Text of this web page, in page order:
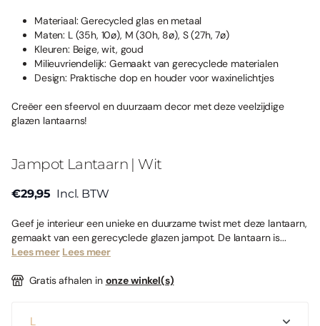
Materiaal: Gerecycled glas en metaal
Maten: L (35h, 10ø), M (30h, 8ø), S (27h, 7ø)
Kleuren: Beige, wit, goud
Milieuvriendelijk: Gemaakt van gerecyclede materialen
Design: Praktische dop en houder voor waxinelichtjes
Creëer een sfeervol en duurzaam decor met deze veelzijdige
glazen lantaarns!
Jampot Lantaarn | Wit
€29,95 Incl. BTW
Geef je interieur een unieke en duurzame twist met deze lantaarn,
gemaakt van een gerecyclede glazen jampot. De lantaarn is...
Lees meer Lees meer
Gratis afhalen in onze winkel(s)